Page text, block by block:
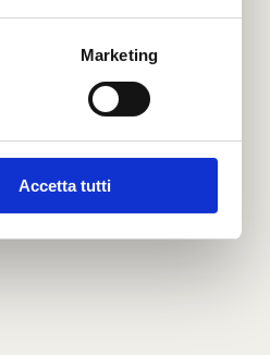
Marketing
Accetta tutti